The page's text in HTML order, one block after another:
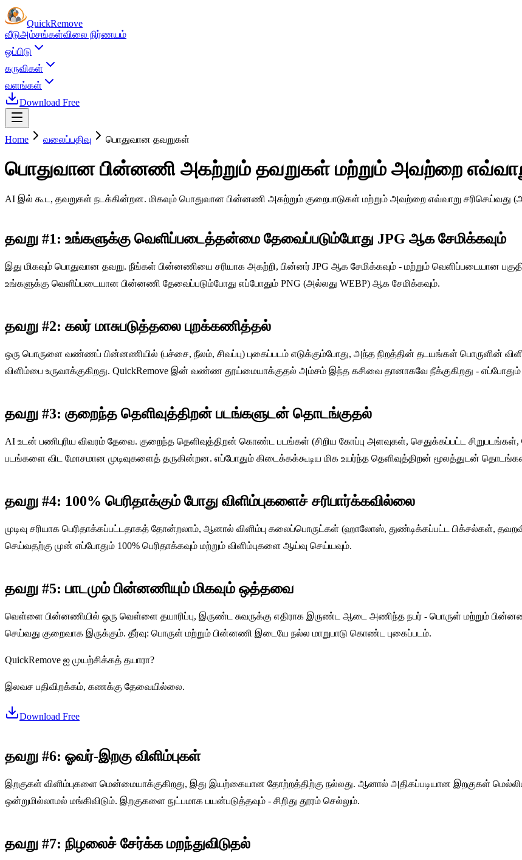
QuickRemove
வீடுஅம்சங்கள்விலை நிர்ணயம்
ஒப்பிடு
கருவிகள்
வளங்கள்
Download Free
Home வலைப்பதிவு பொதுவான தவறுகள்
பொதுவான பின்னணி அகற்றும் தவறுகள் மற்றும் அவற்றை
AI இல் கூட, தவறுகள் நடக்கின்றன. மிகவும் பொதுவான பின்னணி அகற்றும் குறைபாடுகள் மற்றும் அவற்றை எவ்வாறு சரிசெய்வது
தவறு #1: உங்களுக்கு வெளிப்படைத்தன்மை தேவைப்படும்போது JPG ஆக சேமிக்கவும்
இது மிகவும் பொதுவான தவறு. நீங்கள் பின்னணியை சரியாக அகற்றி, பின்னர் JPG ஆக சேமிக்கவும் - மற்றும் வெளிப்படையான
உங்களுக்கு வெளிப்படையான பின்னணி தேவைப்படும்போது எப்போதும் PNG (அல்லது WEBP) ஆக சேமிக்கவும்.
தவறு #2: கலர் மாசுபடுத்தலை புறக்கணித்தல்
ஒரு பொருளை வண்ணப் பின்னணியில் (பச்சை, நீலம், சிவப்பு) புகைப்படம் எடுக்கும்போது, ​​அந்த நிறத்தின் தடயங்கள் பொருளின்
விளிம்பை உருவாக்குகிறது. QuickRemove இன் வண்ண தூய்மையாக்குதல் அம்சம் இந்த கசிவை தானாகவே நீக்குகிறது -
தவறு #3: குறைந்த தெளிவுத்திறன் படங்களுடன் தொடங்குதல்
AI உடன் பணிபுரிய விவரம் தேவை. குறைந்த தெளிவுத்திறன் கொண்ட படங்கள் (சிறிய கோப்பு அளவுகள், செதுக்கப்பட்ட
படங்களை விட மோசமான முடிவுகளைத் தருகின்றன. எப்போதும் கிடைக்கக்கூடிய மிக உயர்ந்த தெளிவுத்திறன் மூலத்துடன்
தவறு #4: 100% பெரிதாக்கும் போது விளிம்புகளைச் சரிபார்க்கவில்லை
முடிவு சரியாக பெரிதாக்கப்பட்டதாகத் தோன்றலாம், ஆனால் விளிம்பு கலைப்பொருட்கள் (ஹாலோஸ், துண்டிக்கப்பட்ட பிக்சல்கள்,
செய்வதற்கு முன் எப்போதும் 100% பெரிதாக்கவும் மற்றும் விளிம்புகளை ஆய்வு செய்யவும்.
தவறு #5: பாடமும் பின்னணியும் மிகவும் ஒத்தவை
வெள்ளை பின்னணியில் ஒரு வெள்ளை தயாரிப்பு, இருண்ட சுவருக்கு எதிராக இருண்ட ஆடை அணிந்த நபர் - பொருள் மற்றும்
செய்வது குறைவாக இருக்கும். தீர்வு: பொருள் மற்றும் பின்னணி இடையே நல்ல மாறுபாடு கொண்ட புகைப்படம்.
QuickRemove ஐ முயற்சிக்கத் தயாரா?
இலவச பதிவிறக்கம், கணக்கு தேவையில்லை.
Download Free
தவறு #6: ஓவர்-இறகு விளிம்புகள்
இறகுகள் விளிம்புகளை மென்மையாக்குகிறது, இது இயற்கையான தோற்றத்திற்கு நல்லது. ஆனால் அதிகப்படியான இறகுகள்
ஒன்றுமில்லாமல் மங்கிவிடும். இறகுகளை நுட்பமாக பயன்படுத்தவும் - சிறிது தூரம் செல்லும்.
தவறு #7: நிழலைச் சேர்க்க மறந்துவிடுதல்